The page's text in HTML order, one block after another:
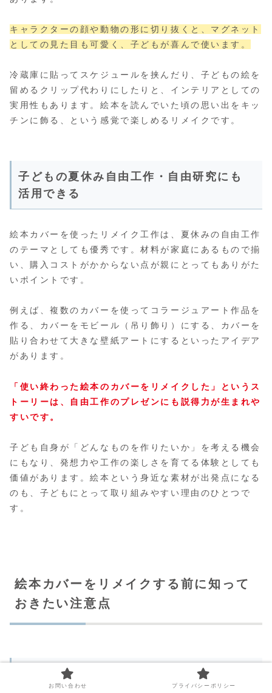
キャラクターの顔や動物の形に切り抜くと、マグネット
としての見た目も可愛く、子どもが喜んで使います。
冷蔵庫に貼ってスケジュールを挟んだり、子どもの絵を
留めるクリップ代わりにしたりと、インテリアとしての
実用性もあります。絵本を読んでいた頃の思い出をキッ
チンに飾る、という感覚で楽しめるリメイクです。
子どもの夏休み自由工作・自由研究にも
活用できる
絵本カバーを使ったリメイク工作は、夏休みの自由工作
のテーマとしても優秀です。材料が家庭にあるもので揃
い、購入コストがかからない点が親にとってもありがた
いポイントです。
例えば、複数のカバーを使ってコラージュアート作品を
作る、カバーをモビール（吊り飾り）にする、カバーを
貼り合わせて大きな壁紙アートにするといったアイデア
があります。
「使い終わった絵本のカバーをリメイクした」というス
トーリーは、自由工作のプレゼンにも説得力が生まれや
すいです。
子ども自身が「どんなものを作りたいか」を考える機会
にもなり、発想力や工作の楽しさを育てる体験としても
価値があります。絵本という身近な素材が出発点になる
のも、子どもにとって取り組みやすい理由のひとつで
す。
絵本カバーをリメイクする前に知って
おきたい注意点
著作権に関して気をつけるべきこと
お問い合わせ プライバシーポリシー